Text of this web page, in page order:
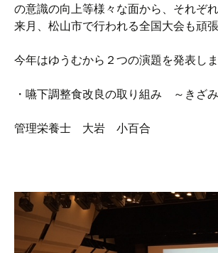
の意識の向上等様々な面から、それぞ
来月、松山市で行われる全国大会も頑
今年はゆうむから２つの演題を発表しま
・嚥下調整食改良の取り組み ～きざ
管理栄養士 大岩 小百合